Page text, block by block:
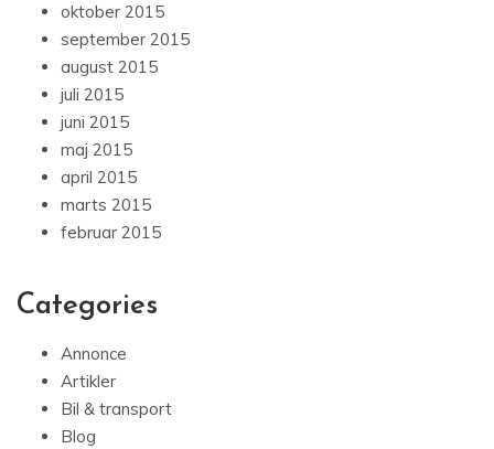
oktober 2015
september 2015
august 2015
juli 2015
juni 2015
maj 2015
april 2015
marts 2015
februar 2015
Categories
Annonce
Artikler
Bil & transport
Blog